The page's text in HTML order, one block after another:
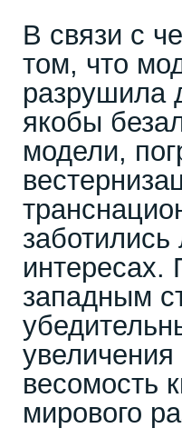
В связи с
том, что
разрушила
якобы
модели,
интересах.
западным
весомость
мирового